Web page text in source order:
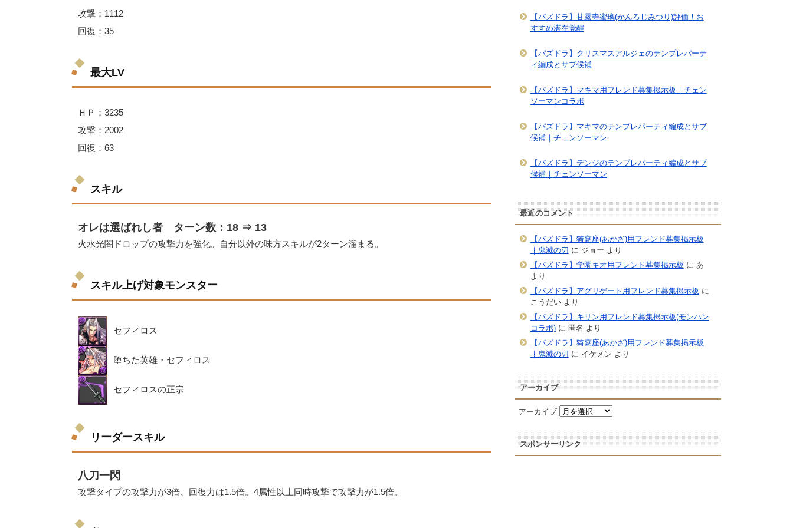
攻撃：1112
回復：35
最大LV
ＨＰ：3235
攻撃：2002
回復：63
スキル
オレは選ばれし者 ターン数：18 ⇒ 13
火水光闇ドロップの攻撃力を強化。自分以外の味方スキルが2ターン溜まる。
スキル上げ対象モンスター
セフィロス
堕ちた英雄・セフィロス
セフィロスの正宗
リーダースキル
八刀一閃
攻撃タイプの攻撃力が3倍、回復力は1.5倍。4属性以上同時攻撃で攻撃力が1.5倍。
【パズドラ】甘露寺蜜璃(かんろじみつり)評価！お
すすめ潜在覚醒
【パズドラ】クリスマスアルジェのテンプレパーテ
ィ編成とサブ候補
【パズドラ】マキマ用フレンド募集掲示板｜チェン
ソーマンコラボ
【パズドラ】マキマのテンプレパーティ編成とサブ
候補｜チェンソーマン
【パズドラ】デンジのテンプレパーティ編成とサブ
候補｜チェンソーマン
最近のコメント
【パズドラ】猗窩座(あかざ)用フレンド募集掲示板
｜鬼滅の刃 に ジョー より
【パズドラ】学園キオ用フレンド募集掲示板 に あ
より
【パズドラ】アグリゲート用フレンド募集掲示板 に
こうだいより
【パズドラ】キリン用フレンド募集掲示板(モンハン
コラボ)に 匿名 より
【パズドラ】猗窩座(あかざ)用フレンド募集掲示板
｜鬼滅の刃 に イケメン より
アーカイブ
アーカイブ
スポンサーリンク